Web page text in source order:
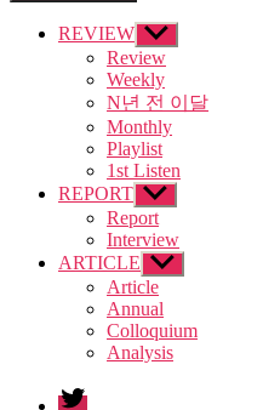
REVIEW Show
sub
menu
Review
Weekly
N년 전 이달
Monthly
Playlist
1st Listen
REPORT Show
sub
menu
Report
Interview
ARTICLE Show
sub
menu
Article
Annual
Colloquium
Analysis
twitter